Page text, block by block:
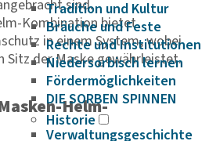
Tradition und Kultur
Bräuche und Feste
Rechte und Institutionen
Niedersorbisch lernen
Fördermöglichkeiten
DIE SORBEN SPINNEN
Historie
Verwaltungsgeschichte
sind.
Kombination bietet
in einem System, wobei
Sitz der Maske gewährleistet.
Helm-